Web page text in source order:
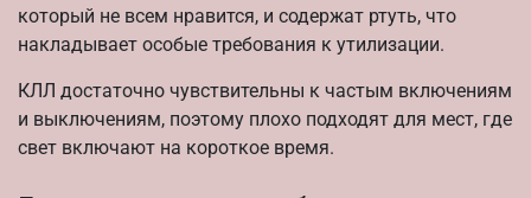
который не всем нравится, и содержат ртуть, что
накладывает особые требования к утилизации.
КЛЛ достаточно чувствительны к частым включениям
и выключениям, поэтому плохо подходят для мест, где
свет включают на короткое время.